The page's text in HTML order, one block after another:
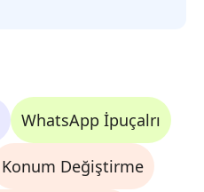
WhatsApp İpuçalrı
Konum Değiştirme